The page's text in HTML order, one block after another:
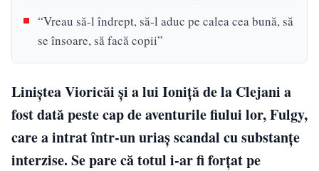
“Vreau să-l îndrept, să-l aduc pe calea cea bună, să
se însoare, să facă copii”
Liniştea Vioricăi şi a lui Ioniţă de la Clejani a
fost dată peste cap de aventurile fiului lor, Fulgy,
care a intrat într-un uriaş scandal cu substanţe
interzise. Se pare că totul i-ar fi forţat pe